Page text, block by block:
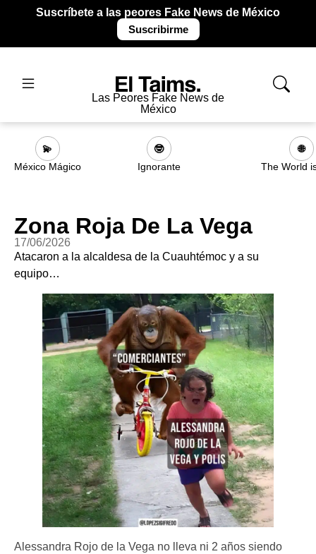
Suscríbete a las peores Fake News de México
Suscribirme
Las Peores Fake News de
México
💫
México Mágico
🤓
Ignorante
🌐
The World
Zona Roja De La Vega
17/06/2026
Atacaron a la alcaldesa de la Cuauhtémoc y a su
equipo…
Alessandra Rojo de la Vega no lleva ni 2 años siendo